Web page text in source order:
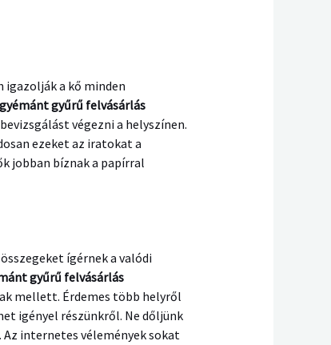
a kő minden
gyémánt gyűrű felvásárlás
végezni a helyszínen.
ezeket az iratokat a
jobban bíznak a papírral
ígérnek a valódi
gyűrű felvásárlás
mellett. Érdemes több helyről
igényel részünkről. Ne dőljünk
internetes vélemények sokat